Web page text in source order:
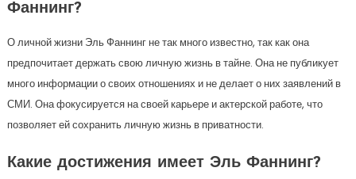
Фаннинг?
О личной жизни Эль Фаннинг не так много известно, так как она
предпочитает держать свою личную жизнь в тайне. Она не публикует
много информации о своих отношениях и не делает о них заявлений в
СМИ. Она фокусируется на своей карьере и актерской работе, что
позволяет ей сохранить личную жизнь в приватности.
Какие достижения имеет Эль Фаннинг?